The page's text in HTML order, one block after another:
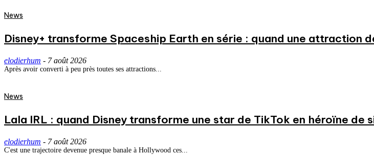
News
Disney+ transforme Spaceship Earth en série : quand une attraction
elodierhum - 7 août 2026
Après avoir converti à peu près toutes ses attractions...
News
Lala IRL : quand Disney transforme une star de TikTok en héroïne de
elodierhum - 7 août 2026
C'est une trajectoire devenue presque banale à Hollywood ces...